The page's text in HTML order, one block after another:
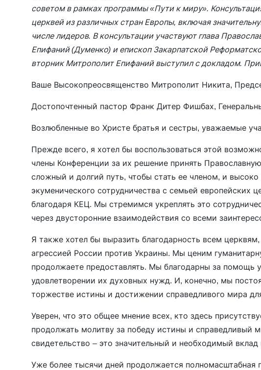
советом в рамках программы «Пути к миру».
церквей из различных стран Европы, включая
числе лидеров. В консультации участвуют глава
Епифаний (Думенко) и епископ Закарпатской
вторник Митрополит Епифаний выступил с докладом.
Ваше Высокопреосвященство Митрополит Никита,
Достопочтенный пастор Франк Дитер Фишбах,
Возлюбленные во Христе братья и сестры, уважаемые
Прежде всего, я хотел бы воспользоваться этой
члены Конференции за их решение принять
сложный и долгий путь, чтобы стать ее членом, и
экуменического сотрудничества с семьей европейских
благодаря КЕЦ. Мы стремимся укреплять это
через двусторонние взаимодействия со всеми
Я также хотел бы выразить благодарность всем
агрессией России против Украины. Мы ценим
продолжаете предоставлять. Мы благодарны за
удовлетворении их духовных нужд. И, конечно, мы
торжестве истины и достижении справедливого мира
Уверен, что это общее мнение всех, кто здесь
продолжать молитву за победу истины и справедливый
свидетельство – это значительный и необходимый
Уже более тысячи дней продолжается полномасштабная